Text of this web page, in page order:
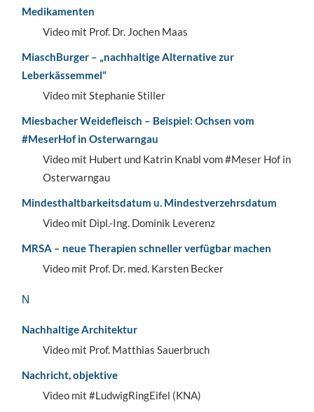
Medikamenten
Video mit Prof. Dr. Jochen Maas
MiaschBurger – „nachhaltige Alternative zur
Leberkässemmel“
Video mit Stephanie Stiller
Miesbacher Weidefleisch – Beispiel: Ochsen vom
#MeserHof in Osterwarngau
Video mit Hubert und Katrin Knabl vom #Meser Hof in
Osterwarngau
Mindesthaltbarkeitsdatum u. Mindestverzehrsdatum
Video mit Dipl.-Ing. Dominik Leverenz
MRSA – neue Therapien schneller verfügbar machen
Video mit Prof. Dr. med. Karsten Becker
N
Nachhaltige Architektur
Video mit Prof. Matthias Sauerbruch
Nachricht, objektive
Video mit #LudwigRingEifel (KNA)